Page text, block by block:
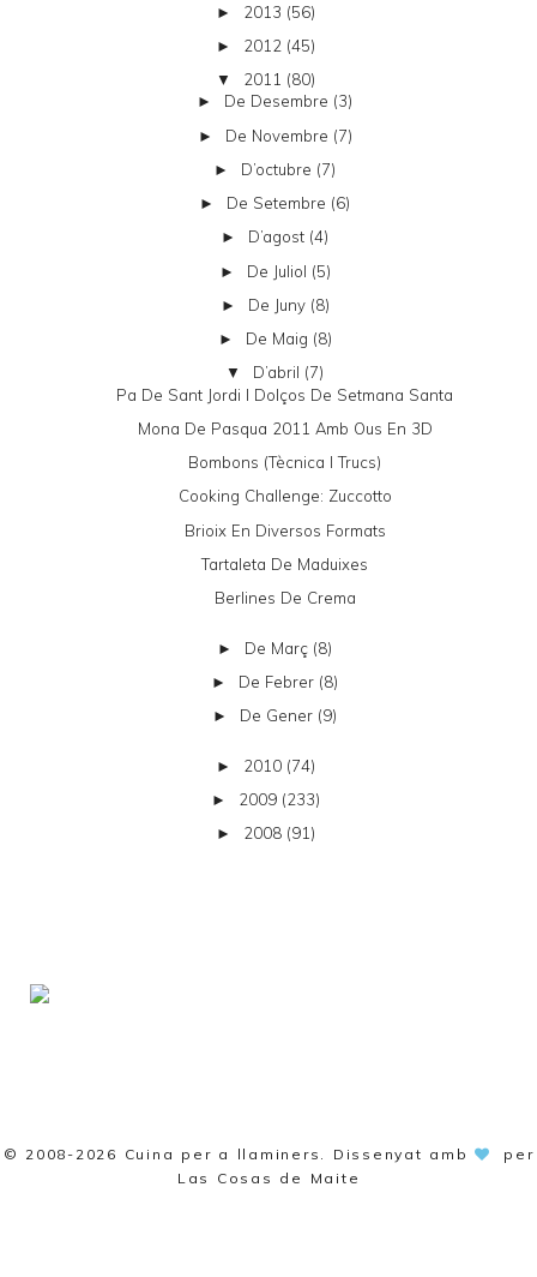
► 2013 (56)
► 2012 (45)
▼ 2011 (80)
► De Desembre (3)
► De Novembre (7)
► D’octubre (7)
► De Setembre (6)
► D’agost (4)
► De Juliol (5)
► De Juny (8)
► De Maig (8)
▼ D’abril (7)
Pa De Sant Jordi I Dolços De Setmana Santa
Mona De Pasqua 2011 Amb Ous En 3D
Bombons (tècnica I Trucs)
Cooking Challenge: Zuccotto
Brioix En Diversos Formats
Tartaleta De Maduixes
Berlines De Crema
► De Març (8)
► De Febrer (8)
► De Gener (9)
► 2010 (74)
► 2009 (233)
► 2008 (91)
© 2008-2026 Cuina per a llaminers . Dissenyat amb
per
Las Cosas de Maite